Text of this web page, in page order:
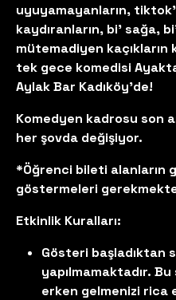
uyuyamayanların,
kaydıranların, bi’ sağa,
mütemadiyen kaçıkların
tek gece komedisi
Aylak Bar Kadıköy’de!
Komedyen kadrosu son
her şovda değişiyor.
*Öğrenci bileti alanların
göstermeleri
Etkinlik Kuralları:
Gösteri başladıktan
yapılmamaktadır.
erken gelmenizi rica